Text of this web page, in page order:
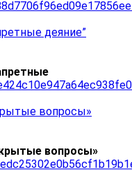
деяние”
вопросы»
вопросы»